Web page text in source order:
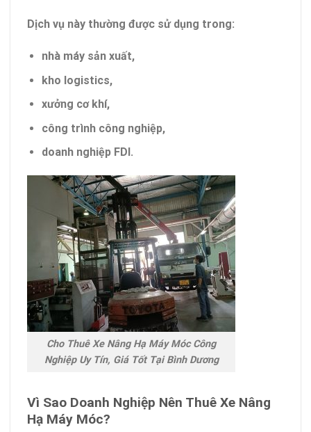
Dịch vụ này thường được sử dụng trong:
nhà máy sản xuất,
kho logistics,
xưởng cơ khí,
công trình công nghiệp,
doanh nghiệp FDI.
Cho Thuê Xe Nâng Hạ Máy Móc Công
Nghiệp Uy Tín, Giá Tốt Tại Bình Dương
Vì Sao Doanh Nghiệp Nên Thuê Xe Nâng
Hạ Máy Móc?